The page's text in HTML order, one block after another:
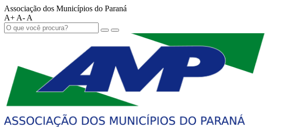
Associação dos Municípios do Paraná
A+ A- A